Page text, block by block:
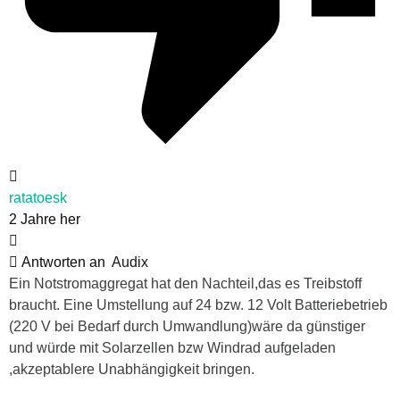
ratatoesk
2 Jahre her
Antworten an Audix
Ein Notstromaggregat hat den Nachteil,das es Treibstoff
braucht. Eine Umstellung auf 24 bzw. 12 Volt Batteriebetrieb
(220 V bei Bedarf durch Umwandlung)wäre da günstiger
und würde mit Solarzellen bzw Windrad aufgeladen
,akzeptablere Unabhängigkeit bringen.